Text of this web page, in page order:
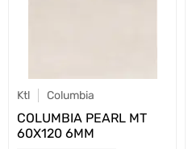
Ktl Columbia
COLUMBIA PEARL MT
60X120 6MM